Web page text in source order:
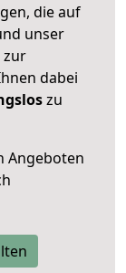
die auf
unser
zur
dabei
zu
Angeboten